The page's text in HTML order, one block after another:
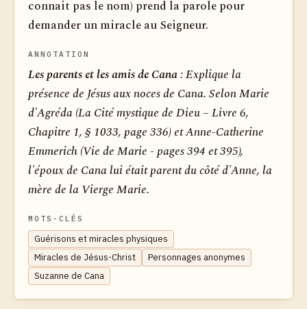
connait pas le nom) prend la parole pour
demander un miracle au Seigneur.
ANNOTATION
Les parents et les amis de Cana: Explique la
présence de Jésus aux noces de Cana. Selon Marie
d'Agréda (La Cité mystique de Dieu – Livre 6,
Chapitre 1, § 1033, page 336) et Anne-Catherine
Emmerich (Vie de Marie - pages 394 et 395),
l'époux de Cana lui était parent du côté d'Anne, la
mère de la Vierge Marie.
MOTS-CLÉS
Guérisons et miracles physiques
Miracles de Jésus-Christ
Personnages anonymes
Suzanne de Cana